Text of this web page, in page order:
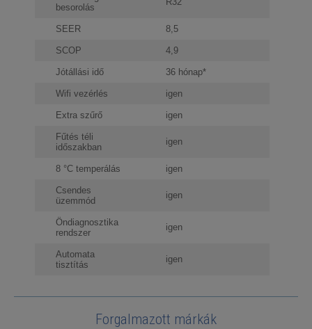
besorolás
SEER 8,5
SCOP 4,9
Jótállási idő 36 hónap*
Wifi vezérlés igen
Extra szűrő igen
Fűtés téli
időszakban
igen
8 °C temperálás igen
Csendes
üzemmód
igen
Öndiagnosztika
rendszer
igen
Automata
tisztítás
igen
Forgalmazott márkák